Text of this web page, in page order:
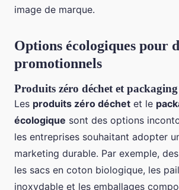
image de marque.
Options écologiques pour
promotionnels
Produits zéro déchet et
Les produits zéro déchet et le
écologique sont des options
les entreprises souhaitant adopter
marketing durable. Par exemple,
les sacs en coton biologique, les
inoxydable et les emballages